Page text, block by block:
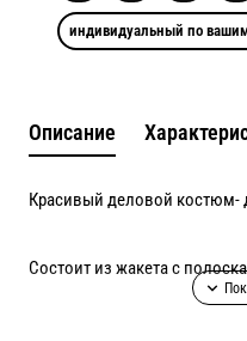
индивидуальный по
Описание
Красивый деловой костюм-
Состоит из жакета с